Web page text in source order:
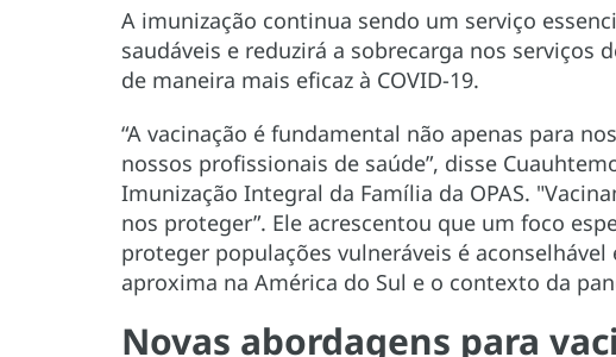
A imunização continua sendo um serviço
saudáveis e reduzirá a sobrecarga nos serviços
de maneira mais eficaz à COVID-19.
“A vacinação é fundamental não apenas para
nossos profissionais de saúde”, disse
Imunização Integral da Família da OPAS.
nos proteger”. Ele acrescentou que um foco
proteger populações vulneráveis é
aproxima na América do Sul e o contexto da
Novas abordagens para